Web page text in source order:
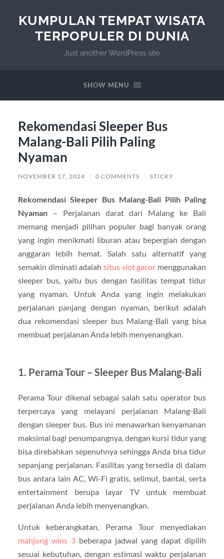
KUMPULAN TEMPAT WISATA
TERPOPULER DI DUNIA
Just another WordPress site
SHOW MENU
Rekomendasi Sleeper Bus
Malang-Bali Pilih Paling
Nyaman
NOVEMBER 17, 2024 / 0 COMMENTS / STICKY
Rekomendasi Sleeper Bus Malang-Bali Pilih Paling
Nyaman– Perjalanan darat dari Malang ke Bali
memang menjadi pilihan populer bagi banyak orang
yang ingin menikmati liburan atau bepergian dengan
anggaran lebih hemat. Salah satu alternatif yang
semakin diminati adalah situs slot gacor menggunakan
sleeper bus, yaitu bus dengan fasilitas tempat tidur
yang nyaman. Untuk Anda yang ingin melakukan
perjalanan panjang dengan nyaman, berikut adalah
dua rekomendasi sleeper bus Malang-Bali yang bisa
membuat perjalanan Anda lebih menyenangkan.
1. Perama Tour – Sleeper Bus Malang-Bali
Perama Tour dikenal sebagai salah satu operator bus
terpercaya yang melayani perjalanan Malang-Bali
dengan sleeper bus. Bus ini menawarkan kenyamanan
maksimal bagi penumpangnya, dengan kursi tidur yang
bisa direbahkan sepenuhnya sehingga Anda bisa tidur
sepanjang perjalanan. Fasilitas yang tersedia di dalam
bus antara lain AC, Wi-Fi gratis, selimut, bantal, serta
entertainment berupa layar TV untuk membuat
perjalanan Anda lebih menyenangkan.
Untuk keberangkatan, Perama Tour menyediakan
mahjong wins 3beberapa jadwal yang dapat dipilih
sesuai kebutuhan, dengan estimasi waktu perjalanan